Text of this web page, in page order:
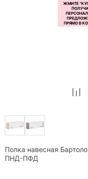
Полка навесная Бартоло
ПНД-ПФД